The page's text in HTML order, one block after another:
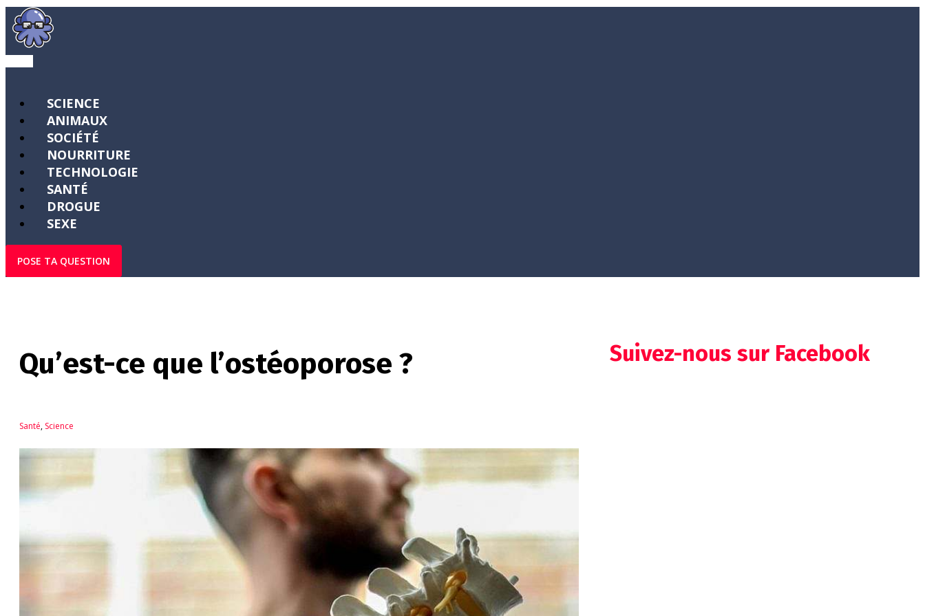
SCIENCE
ANIMAUX
SOCIÉTÉ
NOURRITURE
TECHNOLOGIE
SANTÉ
DROGUE
SEXE
POSE TA QUESTION
Qu’est-ce que l’ostéoporose ?
Santé, Science
Suivez-nous sur Facebook